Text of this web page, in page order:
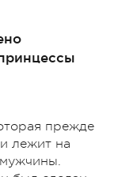
прежде
лежит на
мужчины.